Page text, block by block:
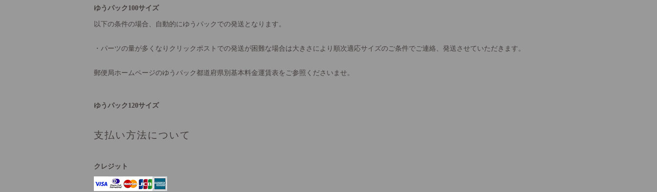
ゆうパック100サイズ
以下の条件の場合、自動的にゆうパックでの発送となります。
・パーツの量が多くなりクリックポストでの発送が困難な場合は大きさにより順次適応サイズのご条件でご連絡、発送させていただきます。
郵便局ホームページのゆうパック都道府県別基本料金運賃表をご参照くださいませ。
ゆうパック120サイズ
支払い方法について
クレジット